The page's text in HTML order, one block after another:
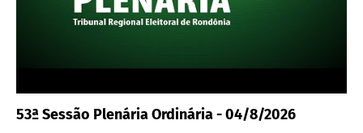
53ª Sessão Plenária Ordinária - 04/8/2026